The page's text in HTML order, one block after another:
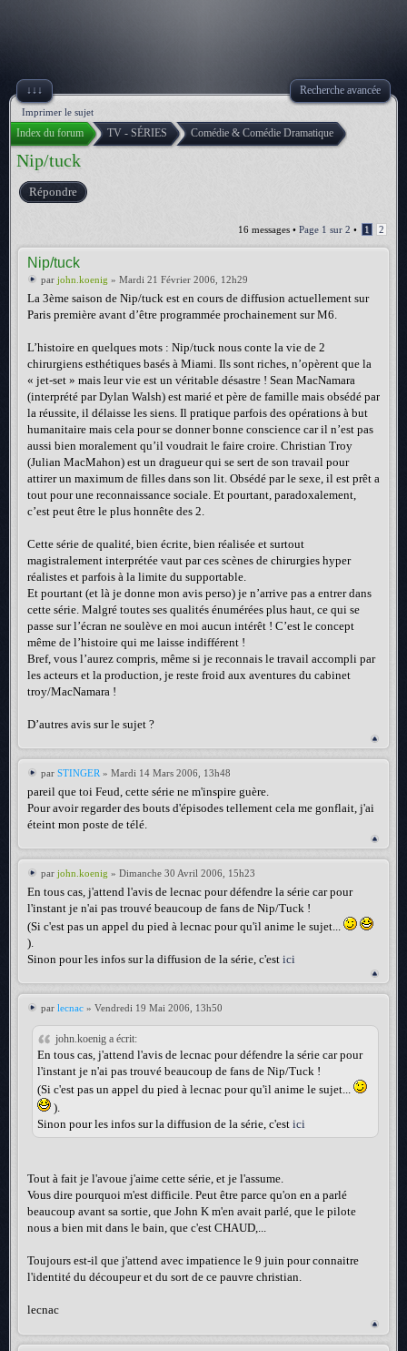
↓↓↓ Recherche avancée
Imprimer le sujet
Index du forum TV - SÉRIES Comédie & Comédie Dramatique
Nip/tuck
Répondre
16 messages • Page 1 sur 2 • 1 2
Nip/tuck
par john.koenig » Mardi 21 Février 2006, 12h29
La 3ème saison de Nip/tuck est en cours de diffusion actuellement sur
Paris première avant d’être programmée prochainement sur M6.
L’histoire en quelques mots : Nip/tuck nous conte la vie de 2
chirurgiens esthétiques basés à Miami. Ils sont riches, n’opèrent que la
« jet-set » mais leur vie est un véritable désastre ! Sean MacNamara
(interprété par Dylan Walsh) est marié et père de famille mais obsédé par
la réussite, il délaisse les siens. Il pratique parfois des opérations à but
humanitaire mais cela pour se donner bonne conscience car il n’est pas
aussi bien moralement qu’il voudrait le faire croire. Christian Troy
(Julian MacMahon) est un dragueur qui se sert de son travail pour
attirer un maximum de filles dans son lit. Obsédé par le sexe, il est prêt a
tout pour une reconnaissance sociale. Et pourtant, paradoxalement,
c’est peut être le plus honnête des 2.
Cette série de qualité, bien écrite, bien réalisée et surtout
magistralement interprétée vaut par ces scènes de chirurgies hyper
réalistes et parfois à la limite du supportable.
Et pourtant (et là je donne mon avis perso) je n’arrive pas a entrer dans
cette série. Malgré toutes ses qualités énumérées plus haut, ce qui se
passe sur l’écran ne soulève en moi aucun intérêt ! C’est le concept
même de l’histoire qui me laisse indifférent !
Bref, vous l’aurez compris, même si je reconnais le travail accompli par
les acteurs et la production, je reste froid aux aventures du cabinet
troy/MacNamara !
D’autres avis sur le sujet ?
par STINGER » Mardi 14 Mars 2006, 13h48
pareil que toi Feud, cette série ne m'inspire guère.
Pour avoir regarder des bouts d'épisodes tellement cela me gonflait, j'ai
éteint mon poste de télé.
par john.koenig » Dimanche 30 Avril 2006, 15h23
En tous cas, j'attend l'avis de lecnac pour défendre la série car pour
l'instant je n'ai pas trouvé beaucoup de fans de Nip/Tuck !
(Si c'est pas un appel du pied à lecnac pour qu'il anime le sujet...
).
Sinon pour les infos sur la diffusion de la série, c'est ici
par lecnac » Vendredi 19 Mai 2006, 13h50
john.koenig a écrit:
En tous cas, j'attend l'avis de lecnac pour défendre la série car pour
l'instant je n'ai pas trouvé beaucoup de fans de Nip/Tuck !
(Si c'est pas un appel du pied à lecnac pour qu'il anime le sujet...
).
Sinon pour les infos sur la diffusion de la série, c'est ici
Tout à fait je l'avoue j'aime cette série, et je l'assume.
Vous dire pourquoi m'est difficile. Peut être parce qu'on en a parlé
beaucoup avant sa sortie, que John K m'en avait parlé, que le pilote
nous a bien mit dans le bain, que c'est CHAUD,...
Toujours est-il que j'attend avec impatience le 9 juin pour connaitre
l'identité du découpeur et du sort de ce pauvre christian.
lecnac